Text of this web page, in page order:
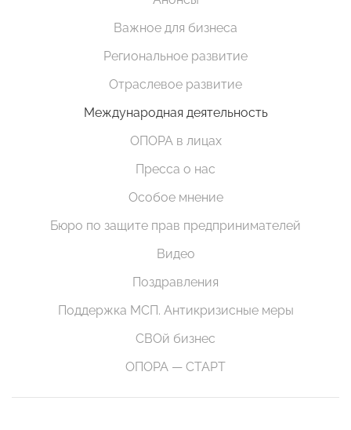
Важное для бизнеса
Региональное развитие
Отраслевое развитие
Международная деятельность
ОПОРА в лицах
Пресса о нас
Особое мнение
Бюро по защите прав предпринимателей
Видео
Поздравления
Поддержка МСП. Антикризисные меры
СВОй бизнес
ОПОРА — СТАРТ